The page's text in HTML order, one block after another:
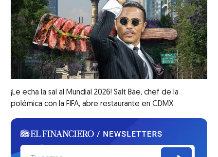
¡Le echa la sal al Mundial 2026! Salt Bae, chef de la
polémica con la FIFA, abre restaurante en CDMX